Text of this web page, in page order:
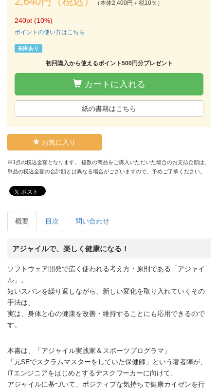
（本体2,400円＋税10％）
240pt (10%)
ポイントの使い方はこちら
在庫あり
初回購入から使えるポイント500円分プレゼント
カートに入れる
紙の書籍はこちら
お気に入り
※1点の税込金額となります。 複数の商品をご購入いただいた場合のお支払金額は、
単品の税込金額の合計額とは異なる場合がございますので、予めご了承ください。
ポスト
概要 目次 問い合わせ
アジャイルで、楽しく健康になる！
ソフトウェア開発で広く使われる考え方・原則である「アジャイ
ル」。
短いスパンを繰り返しながら、新しい変化を取り入れていくその
手法は、
実は、身体と心の健康を改善・維持することにも応用できるので
す。
本書は、「アジャイル実践家＆スポーツプログラマ」
「元SEでスクラムマスターをしていた保健師」という著者陣が、
ITエンジニアをはじめとするデスクワーカーに向けて、
アジャイルに基づいて、ポジティブな気持ちで健康カイゼンを行